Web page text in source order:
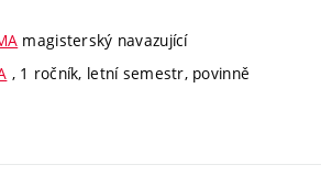
magisterský navazující
, 1 ročník, letní semestr, povinně